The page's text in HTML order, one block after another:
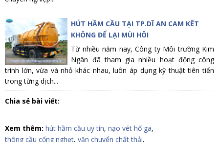
HÚT HẦM CẦU TẠI TP.DĨ AN CAM KẾT
KHÔNG ĐỂ LẠI MÙI HÔI
Từ nhiều năm nay, Công ty Môi trường Kim
Ngân đã tham gia nhiều hoạt động công
trình lớn, vừa và nhỏ khác nhau, luôn áp dụng kỹ thuật tiên tiến
trong từng dịch...
Chia sẻ bài viết:
Xem thêm: hút hầm cầu uy tín, nạo vét hố ga,
thông cầu cống nghẹt, vận chuyển chất thải,